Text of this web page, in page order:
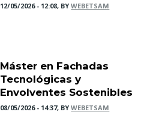
12/05/2026 - 12:08, BYWEBETSAM
Máster en Fachadas
Tecnológicas y
Envolventes Sostenibles
08/05/2026 - 14:37, BYWEBETSAM